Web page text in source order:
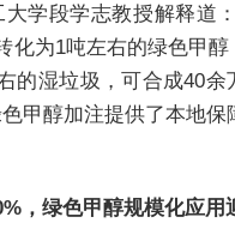
大学段学志教授解释道
化为1吨左右的绿色甲
的湿垃圾，可合成40
甲醇加注提供了本地保
，绿色甲醇规模化应用